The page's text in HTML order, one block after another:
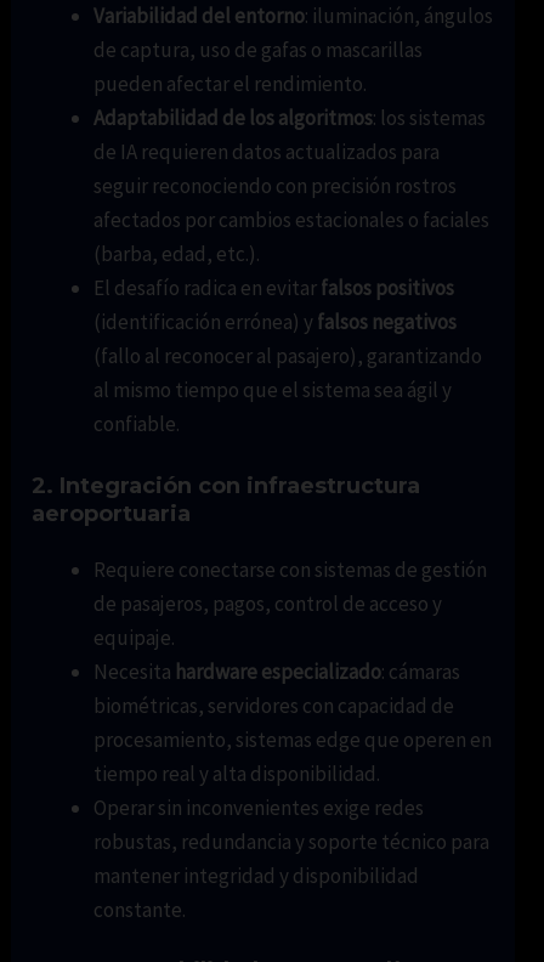
Variabilidad del entorno: iluminación, ángulos
de captura, uso de gafas o mascarillas
pueden afectar el rendimiento.
Adaptabilidad de los algoritmos: los sistemas
de IA requieren datos actualizados para
seguir reconociendo con precisión rostros
afectados por cambios estacionales o faciales
(barba, edad, etc.).
El desafío radica en evitarfalsos positivos
(identificación errónea) y falsos negativos
(fallo al reconocer al pasajero), garantizando
al mismo tiempo que el sistema sea ágil y
confiable.
2. Integración con infraestructura
aeroportuaria
Requiere conectarse con sistemas de gestión
de pasajeros, pagos, control de acceso y
equipaje.
Necesita hardware especializado: cámaras
biométricas, servidores con capacidad de
procesamiento, sistemas edge que operen en
tiempo real y alta disponibilidad.
Operar sin inconvenientes exige redes
robustas, redundancia y soporte técnico para
mantener integridad y disponibilidad
constante.